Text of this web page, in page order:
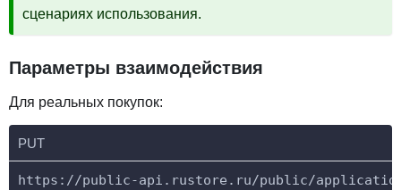
сценариях использования.
Параметры взаимодействия
Для реальных покупок:
PUT
https://public-api.rustore.ru/public/